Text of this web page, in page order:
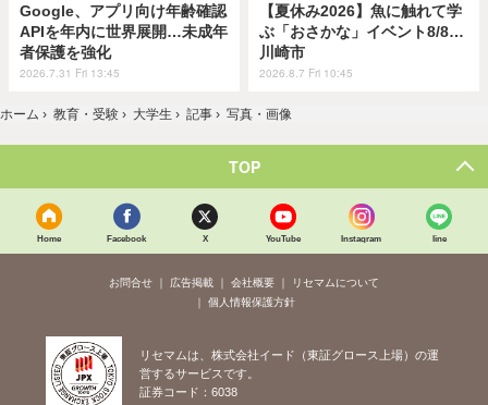
Google、アプリ向け年齢確認
APIを年内に世界展開…未成年
者保護を強化
2026.7.31 Fri 13:45
【夏休み2026】魚に触れて学
ぶ「おさかな」イベント8/8…
川崎市
2026.8.7 Fri 10:45
ホーム › 教育・受験 › 大学生 › 記事 › 写真・画像
TOP
Home Facebook X YouTube Instagram line
お問合せ 広告掲載 会社概要
リセマムについて
個人情報保護方針
リセマムは、株式会社イード（東証グロース上場）の運
営するサービスです。
証券コード：6038